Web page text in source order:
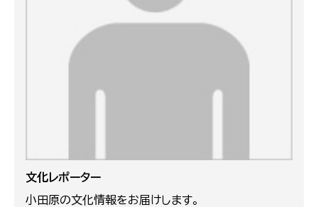
文化レポーター
小田原の文化情報をお届けします。